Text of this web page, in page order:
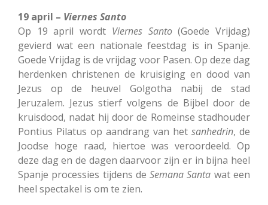
19 april – Viernes Santo
Op 19 april wordt Viernes Santo(Goede Vrijdag)
gevierd wat een nationale feestdag is in Spanje.
Goede Vrijdag is de vrijdag voor Pasen. Op deze dag
herdenken christenen de kruisiging en dood van
Jezus op de heuvel Golgotha nabij de stad
Jeruzalem. Jezus stierf volgens de Bijbel door de
kruisdood, nadat hij door de Romeinse stadhouder
Pontius Pilatus op aandrang van het sanhedrin, de
Joodse hoge raad, hiertoe was veroordeeld. Op
deze dag en de dagen daarvoor zijn er in bijna heel
Spanje processies tijdens deSemana Santa wat een
heel spectakel is om te zien.